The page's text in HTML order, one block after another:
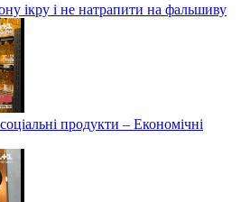
ікру і не натрапити на фальшиву
продукти – Економічні